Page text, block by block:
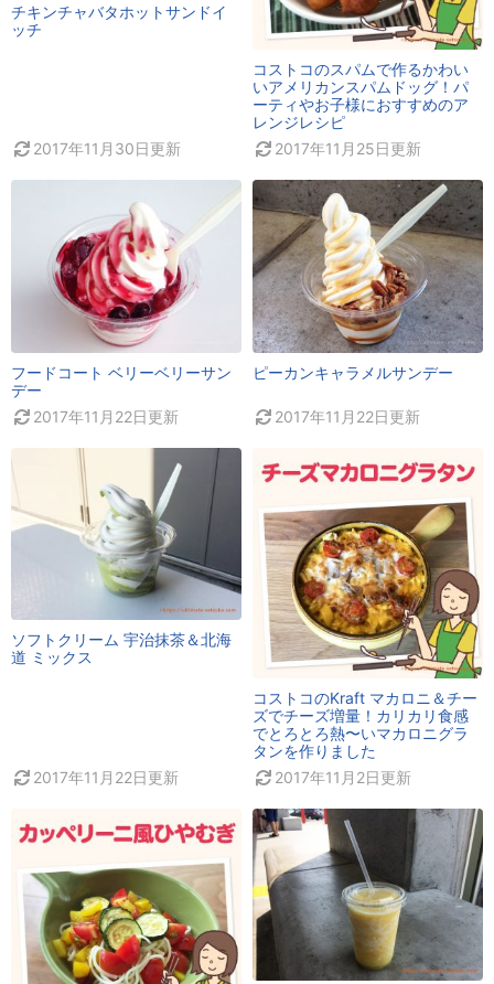
チキンチャバタホットサンドイ
ッチ
2017年11月30日更新
コストコのスパムで作るかわい
いアメリカンスパムドッグ！パ
ーティやお子様におすすめのア
レンジレシピ
2017年11月25日更新
フードコート ベリーベリーサン
デー
2017年11月22日更新
ピーカンキャラメルサンデー
2017年11月22日更新
ソフトクリーム 宇治抹茶＆北海
道 ミックス
2017年11月22日更新
コストコのKraft マカロニ＆チー
ズでチーズ増量！カリカリ食感
でとろとろ熱〜いマカロニグラ
タンを作りました
2017年11月2日更新